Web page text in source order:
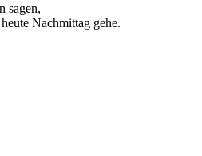
sagen,
Nachmittag gehe.